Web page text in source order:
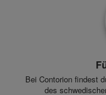
Bei Contorion findest
des